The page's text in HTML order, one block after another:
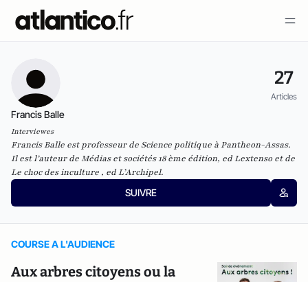
27
Articles
Francis Balle
Interviewes
Francis Balle est professeur de Science politique à Pantheon-Assas.
Il est l’auteur de Médias et sociétés 18 ème édition, ed Lextenso et de
Le choc des inculture , ed L’Archipel.
SUIVRE
COURSE A L'AUDIENCE
Aux arbres citoyens ou la